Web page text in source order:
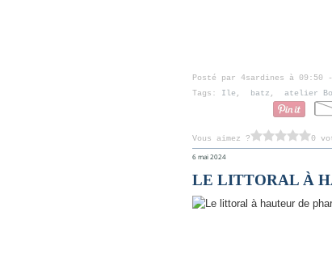
Posté par 4sardines à 09:50
Tags: Ile , batz , atelier
Vous aimez ?
0
6 mai 2024
LE LITTORAL À